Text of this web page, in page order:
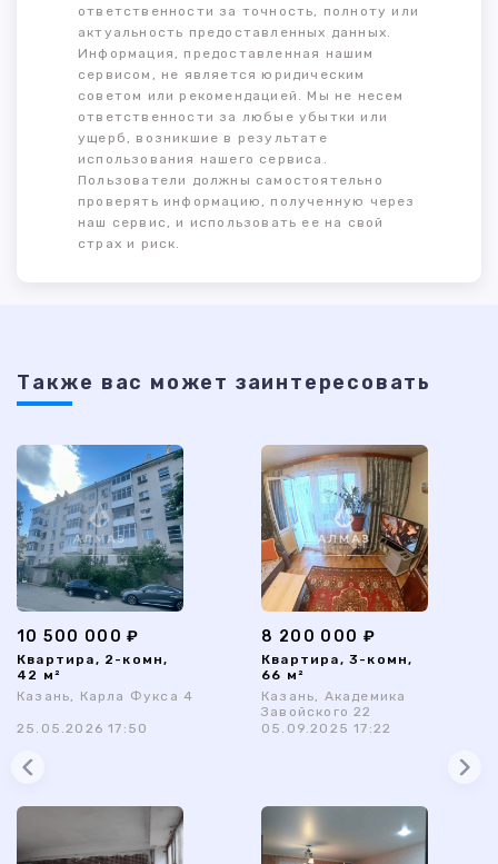
ответственности за точность, полноту или
актуальность предоставленных данных.
Информация, предоставленная нашим
сервисом, не является юридическим
советом или рекомендацией. Мы не несем
ответственности за любые убытки или
ущерб, возникшие в результате
использования нашего сервиса.
Пользователи должны самостоятельно
проверять информацию, полученную через
наш сервис, и использовать ее на свой
страх и риск.
Также ваc может заинтересовать
10 500 000 ₽
Квартира, 2-комн,
42 м²
Казань, Карла Фукса 4
25.05.2026 17:50
8 200 000 ₽
Квартира, 3-комн,
66 м²
Казань, Академика
Завойского 22
05.09.2025 17:22